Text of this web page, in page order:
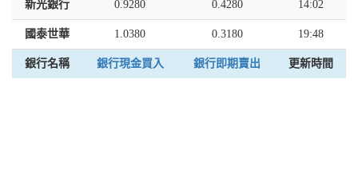
新光銀行 0.9280 0.4280 14:02
國泰世華 1.0380 0.3180 19:48
銀行名稱 銀行現金買入 銀行即期賣出 更新時間